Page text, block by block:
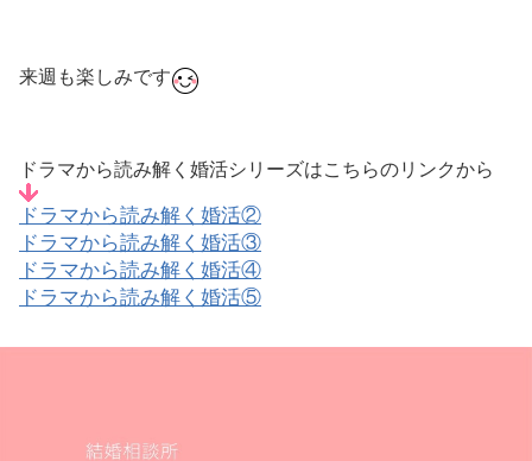
来週も楽しみです
ドラマから読み解く婚活シリーズはこちらのリンクから
ドラマから読み解く婚活②
ドラマから読み解く婚活③
ドラマから読み解く婚活④
ドラマから読み解く婚活⑤